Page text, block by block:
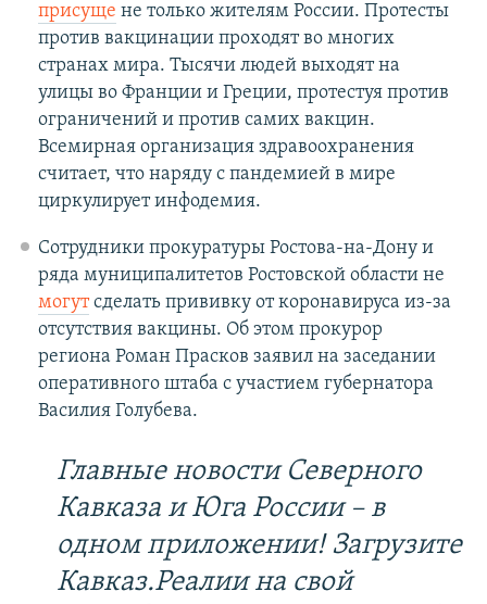
присуще не только жителям России. Протесты
против вакцинации проходят во многих
странах мира. Тысячи людей выходят на
улицы во Франции и Греции, протестуя против
ограничений и против самих вакцин.
Всемирная организация здравоохранения
считает, что наряду с пандемией в мире
циркулирует инфодемия.
Сотрудники прокуратуры Ростова-на-Дону и
ряда муниципалитетов Ростовской области не
могутсделать прививку от коронавируса из-за
отсутствия вакцины. Об этом прокурор
региона Роман Прасков заявил на заседании
оперативного штаба с участием губернатора
Василия Голубева.
Главные новости Северного
Кавказа и Юга России – в
одном приложении! Загрузите
Кавказ.Реалии на свой